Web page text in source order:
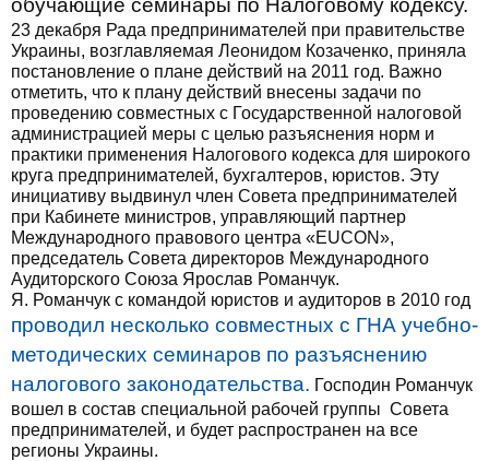
обучающие семинары по Налоговому кодексу.
23 декабря Рада предпринимателей при правительстве
Украины, возглавляемая Леонидом Козаченко, приняла
постановление о плане действий на 2011 год. Важно
отметить, что к плану действий внесены задачи по
проведению совместных с Государственной налоговой
администрацией меры с целью разъяснения норм и
практики применения Налогового кодекса для широкого
круга предпринимателей, бухгалтеров, юристов. Эту
инициативу выдвинул член Совета предпринимателей
при Кабинете министров, управляющий партнер
Международного правового центра «EUCON»,
председатель Совета директоров Международного
Аудиторского Союза Ярослав Романчук.
Я. Романчук с командой юристов и аудиторов в 2010 год
проводил несколько совместных с ГНА учебно-
методических семинаров по разъяснению
налогового законодательства. Господин Романчук
вошел в состав специальной рабочей группы Совета
предпринимателей, и будет распространен на все
регионы Украины.